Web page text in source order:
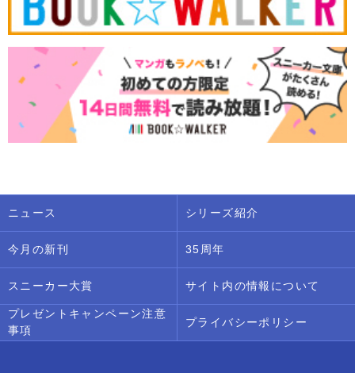
ニュース シリーズ紹介
今月の新刊 35周年
スニーカー大賞 サイト内の情報について
プレゼントキャンペーン注意
事項
プライバシーポリシー